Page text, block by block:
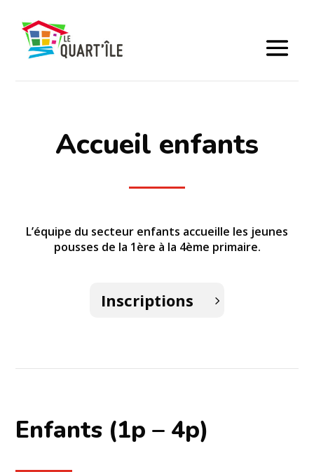
Accueil enfants
L’équipe du secteur enfants accueille les jeunes
pousses de la 1ère à la 4ème primaire.
Inscriptions
Enfants (1p – 4p)